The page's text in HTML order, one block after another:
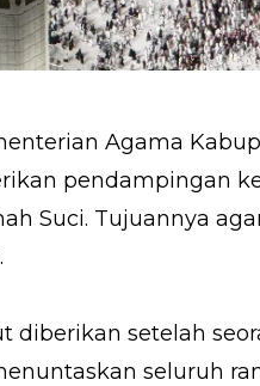
Agama
pendampingan
Suci. Tujuannya
diberikan setelah
seluruh